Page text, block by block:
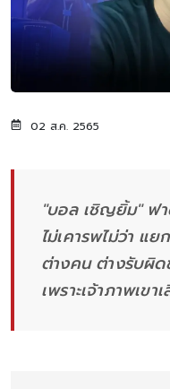
02 ส.ค. 2565
"บอล เชิญยิ้ม" ฟ
ไม่เคารพไม่ว่า แ
ต่างคน ต่างรับผิ
เพราะเจ้าภาพเขา